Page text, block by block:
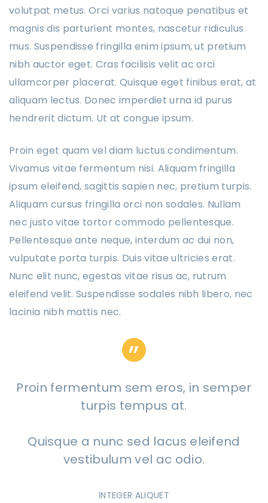
volutpat metus. Orci varius natoque penatibus et
magnis dis parturient montes, nascetur ridiculus
mus. Suspendisse fringilla enim ipsum, ut pretium
nibh auctor eget. Cras facilisis velit ac orci
ullamcorper placerat. Quisque eget finibus erat, at
aliquam lectus. Donec imperdiet urna id purus
hendrerit dictum. Ut at congue ipsum.
Proin eget quam vel diam luctus condimentum.
Vivamus vitae fermentum nisi. Aliquam fringilla
ipsum eleifend, sagittis sapien nec, pretium turpis.
Aliquam cursus fringilla orci non sodales. Nullam
nec justo vitae tortor commodo pellentesque.
Pellentesque ante neque, interdum ac dui non,
vulputate porta turpis. Duis vitae ultricies erat.
Nunc elit nunc, egestas vitae risus ac, rutrum
eleifend velit. Suspendisse sodales nibh libero, nec
lacinia nibh mattis nec.
Proin fermentum sem eros, in semper
turpis tempus at.
Quisque a nunc sed lacus eleifend
vestibulum vel ac odio.
INTEGER ALIQUET